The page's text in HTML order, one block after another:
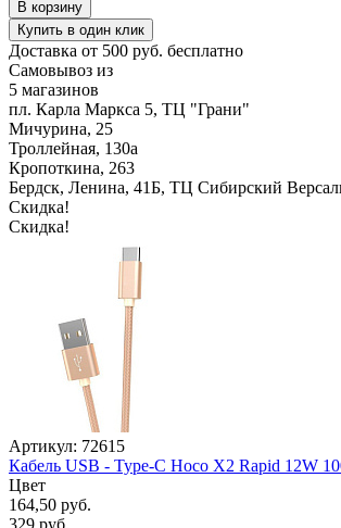
В корзину
Купить в один клик
Доставка от 500 руб. бесплатно
Самовывоз из
5 магазинов
пл. Карла Маркса 5, ТЦ "Грани"
Мичурина, 25
Троллейная, 130а
Кропоткина, 263
Бердск, Ленина, 41Б, ТЦ Сибирский
Скидка!
Скидка!
Артикул: 72615
Кабель USB - Type-C Hoco X2 Rapid 12W
Цвет
164,50 руб.
329 руб.